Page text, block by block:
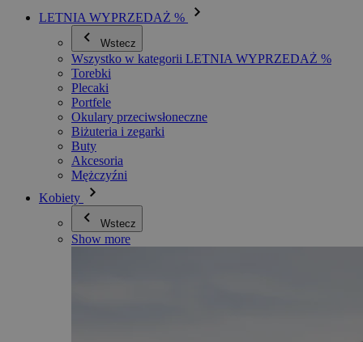
LETNIA WYPRZEDAŻ %
Wstecz
Wszystko w kategorii LETNIA WYPRZEDAŻ %
Torebki
Plecaki
Portfele
Okulary przeciwsłoneczne
Biżuteria i zegarki
Buty
Akcesoria
Mężczyźni
Kobiety
Wstecz
Show more